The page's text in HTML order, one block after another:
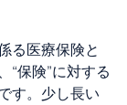
る医療保険と
“保険”に対する
す。少し長い